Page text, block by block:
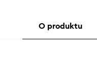
O produktu